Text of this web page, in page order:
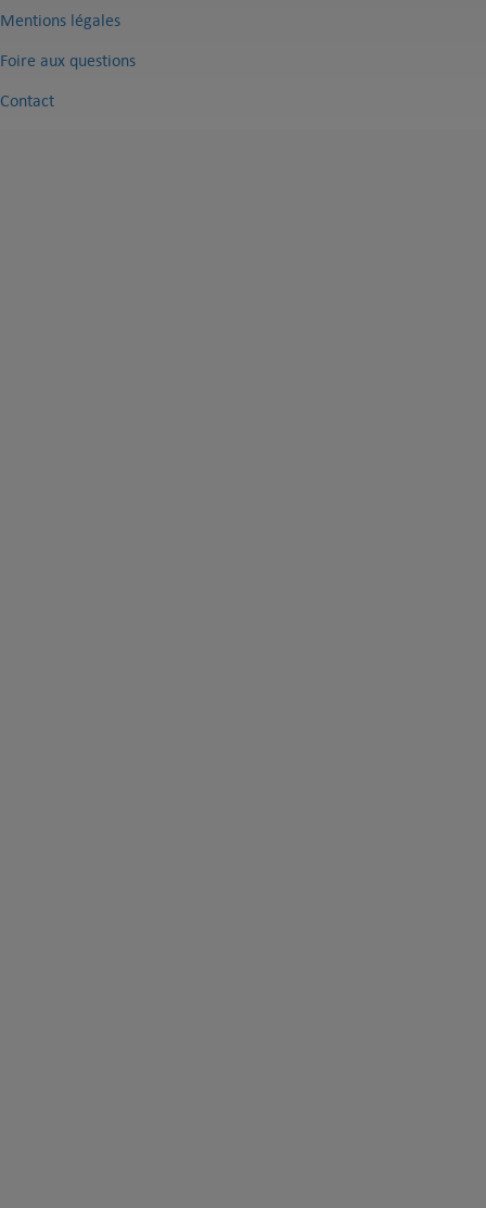
Mentions légales
Foire aux questions
Contact